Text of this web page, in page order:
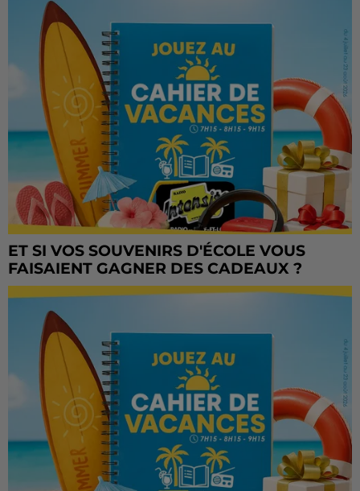
ET SI VOS SOUVENIRS D'ÉCOLE VOUS
FAISAIENT GAGNER DES CADEAUX ?